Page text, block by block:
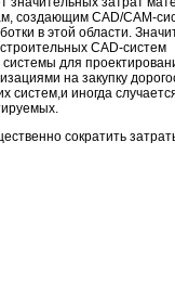
создающим CAD/CAM-
в этой области.
CAD-
для
на закупку
иногда
сократить